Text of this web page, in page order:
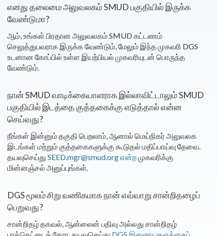
எனது தலைமை அலுவலகம் SMUD பகுதியில் இருக்க
வேண்டுமா?
ஆம், உங்கள் பிரதான அலுவலகம் SMUD கட்டணம்
செலுத்துபவராக இருக்க வேண்டும், மேலும் இந்த முகவரி DGS
உடனான கோப்பில் உள்ள இயற்பியல் முகவரியுடன் பொருந்த
வேண்டும்.
நான் SMUD வாடிக்கையாளராக இல்லாவிட்டாலும் SMUD
பகுதியில் இடத்தை குத்தகைக்கு எடுத்தால் என்ன
செய்வது?
நீங்கள் இன்னும் தகுதி பெறலாம், ஆனால் மெய்நிகர் அலுவலக
இடங்கள் மற்றும் குத்தகைகளுக்கு கூடுதல் மதிப்பாய்வு தேவை.
தயவுசெய்து SEED.mgr@smud.org என்றமுகவரிக்கு
மின்னஞ்சல் அனுப்புங்கள்.
DGS மூலம் சிறு வணிகமாக நான் எவ்வாறு சான்றிதழைப்
பெறுவது?
சான்றிதழ் தகவல், ஆன்லைன் பதிவு அல்லது சான்றிதழ்